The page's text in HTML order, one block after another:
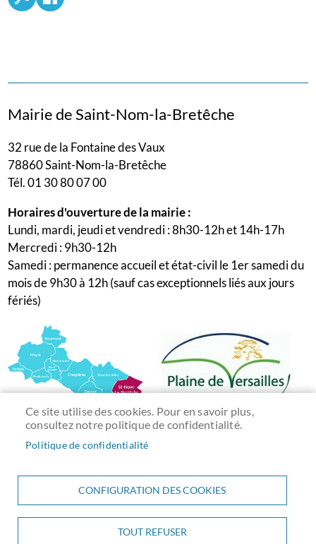
Mairie de Saint-Nom-la-Bretêche
32 rue de la Fontaine des Vaux
78860 Saint-Nom-la-Bretêche
Tél. 01 30 80 07 00
Horaires d'ouverture de la mairie :
Lundi, mardi, jeudi et vendredi : 8h30-12h et 14h-17h
Mercredi : 9h30-12h
Samedi : permanence accueil et état-civil le 1er samedi du
mois de 9h30 à 12h (sauf cas exceptionnels liés aux jours
fériés)
PLAN DU SITE CONTACT MENTIONS LÉGALES
Ce site utilise des cookies. Pour en savoir plus,
consultez notre politique de confidentialité.
Politique de confidentialité
CONFIGURATION DES COOKIES
TOUT REFUSER